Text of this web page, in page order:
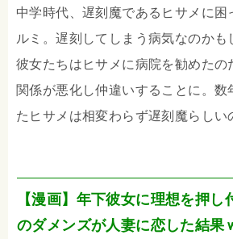
中学時代、遅刻魔であるヒサメに困
ルミ。遅刻してしまう病気なのかも
彼女たちはヒサメに病院を勧めたの
関係が悪化し仲違いすることに。数
たヒサメは相変わらず遅刻魔らし
【漫画】年下彼女に理想を押し
のダメンズが人妻に恋した結果